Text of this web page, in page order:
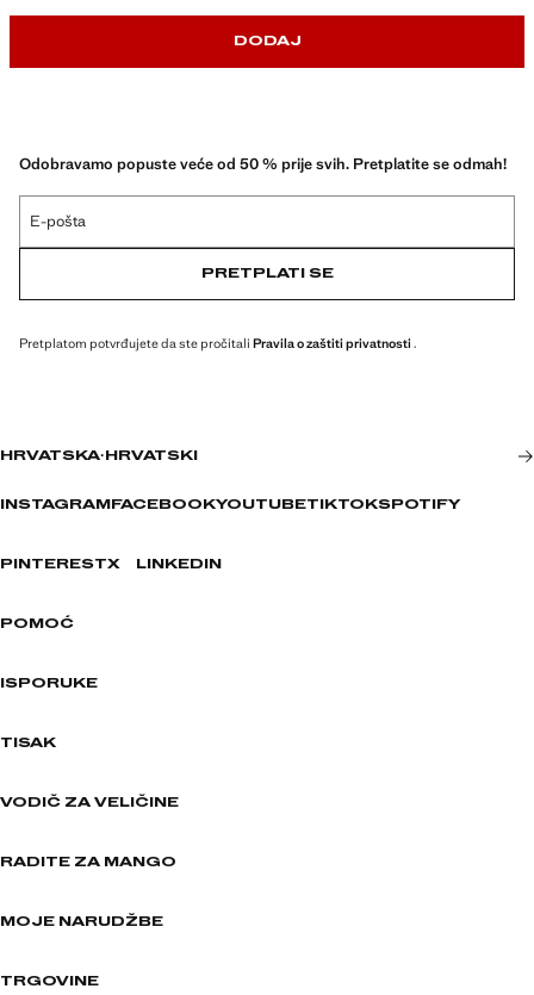
DODAJ
Odobravamo popuste veće od 50 % prije svih. Pretplatite se odmah!
E-pošta
PRETPLATI SE
Pretplatom potvrđujete da ste pročitali Pravila o zaštiti privatnosti .
HRVATSKA· HRVATSKI
INSTAGRAM FACEBOOKYOUTUBETIKTOKSPOTIFY
PINTERESTX LINKEDIN
POMOĆ
ISPORUKE
TISAK
VODIČ ZA VELIČINE
RADITE ZA MANGO
MOJE NARUDŽBE
TRGOVINE